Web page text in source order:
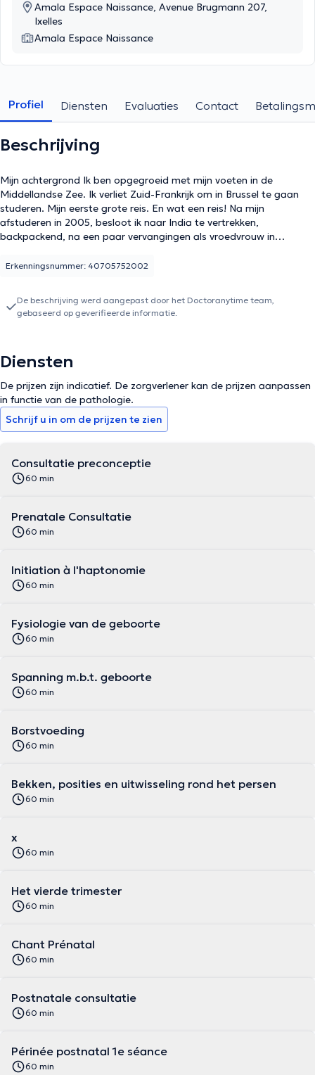
Amala Espace Naissance, Avenue Brugmann 207,
Ixelles
Amala Espace Naissance
Profiel Diensten Evaluaties Contact
Beschrijving
Mijn achtergrond Ik ben opgegroeid met mijn voeten in de
Middellandse Zee. Ik verliet Zuid-Frankrijk om in Brussel te gaan
studeren. Mijn eerste grote reis. En wat een reis! Na mijn
afstuderen in 2005, besloot ik naar India te vertrekken,
backpackend, na een paar vervangingen als vroedvrouw in
klein dorp in Karnataka in het zuiden van India. Gedurende enkele
nowhere" was, zonder analyselaboratorium, zonder echografie en
zonder foetale monitoring, moest ik me zonder concessies
toegang tot de medische wetenschap. Mijn pad zal me leiden naar
vol sterren om in ziekenhuizen te gaan werken als vroedvrouw.
Erkenningsnummer: 40705752002
De beschrijving werd aangepast door het Doctoranytime team,
gebaseerd op geverifieerde informatie.
Diensten
De prijzen zijn indicatief. De zorgverlener kan de prijzen aanpassen
in functie van de pathologie.
Schrijf u in om de prijzen te zien
Consultatie preconceptie
60 min
Prenatale Consultatie
60 min
Initiation à l'haptonomie
60 min
Fysiologie van de geboorte
60 min
Spanning m.b.t. geboorte
60 min
Borstvoeding
60 min
Bekken, posities en uitwisseling rond het persen
60 min
x
60 min
Het vierde trimester
60 min
Chant Prénatal
60 min
Postnatale consultatie
60 min
Périnée postnatal 1e séance
60 min